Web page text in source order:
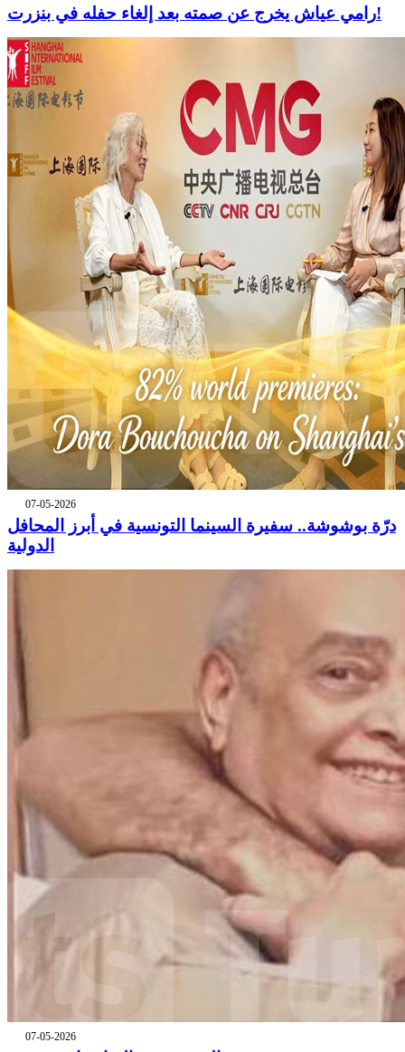
رامي عياش يخرج عن صمته بعد إلغاء حفله في بنزرت!
07-05-2026
درّة بوشوشة.. سفيرة السينما التونسية في أبرز المحافل
الدولية
07-05-2026